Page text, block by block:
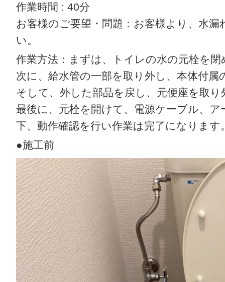
作業時間 : 40分
お客様のご要望・問題：お客様より、水
い。
作業方法：まずは、トイレの水の元栓を閉
次に、給水管の一部を取り外し、本体付属
そして、外した部品を戻し、元便座を取
最後に、元栓を開けて、電源ケーブル、
下、動作確認を行い作業は完了になります
●施工前